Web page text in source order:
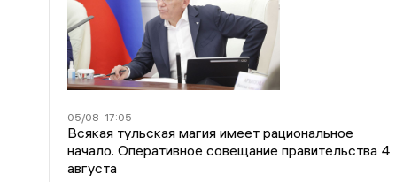
05/08 17:05
Всякая тульская магия имеет рациональное
начало. Оперативное совещание правительства 4
августа